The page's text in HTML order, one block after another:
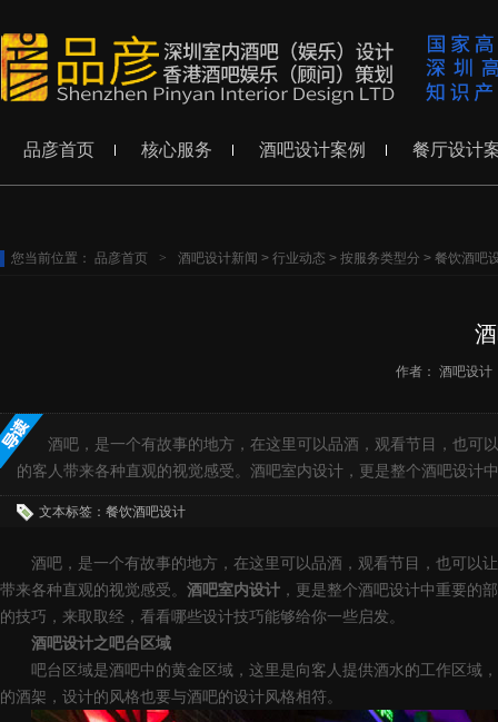
品彦首页 核心服务 酒吧设计案例 餐厅设计
您当前位置： 品彦首页 > 酒吧设计新闻 > 行业动态 > 按服务类型分 > 餐饮酒吧
作者： 酒吧设计
酒吧，是一个有故事的地方，在这里可以品酒，观看节目，也可
的客人带来各种直观的视觉感受。酒吧室内设计，更是整个酒吧设
文本标签：餐饮酒吧设计
酒吧，是一个有故事的地方，在这里可以品酒，观看节目，也可以
带来各种直观的视觉感受。 酒吧室内设计 ，更是整个酒吧设计中重要的
的技巧，来取取经，看看哪些设计技巧能够给你一些启发。
酒吧设计之吧台区域
吧台区域是酒吧中的黄金区域，这里是向客人提供酒水的工作区域
的酒架，设计的风格也要与酒吧的设计风格相符。